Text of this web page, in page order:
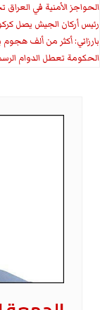
الحواجز الأمنية في
رئيس أركان الجيش يصل
بارزاني: أكثر من ألف
الحكومة تعطل الدوام